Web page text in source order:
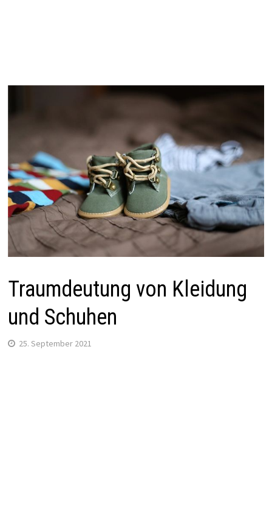
Traumdeutung von Kleidung
und Schuhen
25. September 2021